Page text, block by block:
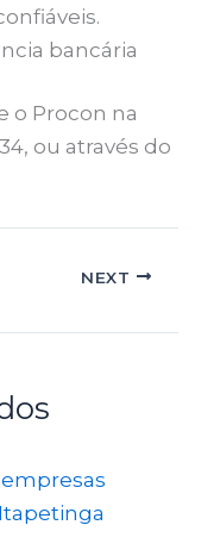
bancária
o Procon na
ou através do
NEXT